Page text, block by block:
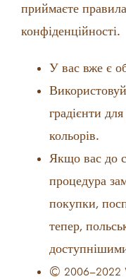
приймаєте
конфіденційності.
У вас вже є
градієнти
кольорів.
Якщо вас до
процедура
покупки,
тепер,
© 2006–2022